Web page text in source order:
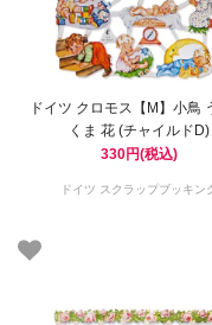
ドイツ クロモス【M】小鳥
くま 花 (チャイルドD)
330円(税込)
ドイツ スクラップブッキン